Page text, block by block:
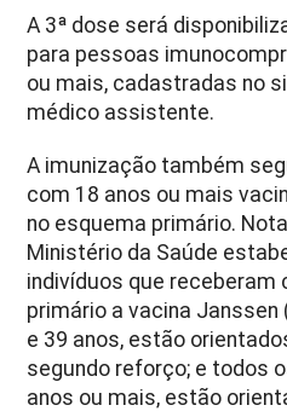
A 3ª dose será
para pessoas
ou mais, cadastradas no
médico assistente.
A imunização também
com 18 anos ou mais
no esquema primário.
Ministério da Saúde
indivíduos que receberam
primário a vacina Janssen
e 39 anos, estão
segundo reforço; e todos
anos ou mais, estão